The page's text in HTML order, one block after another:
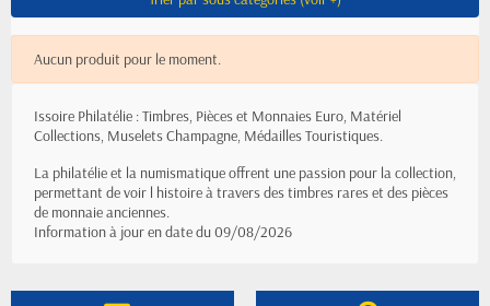
Aucun produit pour le moment.
Issoire Philatélie : Timbres, Pièces et Monnaies Euro, Matériel
Collections, Muselets Champagne, Médailles Touristiques.
La philatélie et la numismatique offrent une passion pour la collection,
permettant de voir l histoire à travers des timbres rares et des pièces
de monnaie anciennes.
Information à jour en date du 09/08/2026